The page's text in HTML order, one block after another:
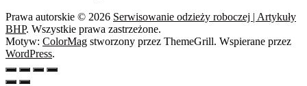
Prawa autorskie © 2026 Serwisowanie odzieży roboczej | Artykuły
BHP. Wszystkie prawa zastrzeżone.
Motyw: ColorMag stworzony przez ThemeGrill. Wspierane przez
WordPress.